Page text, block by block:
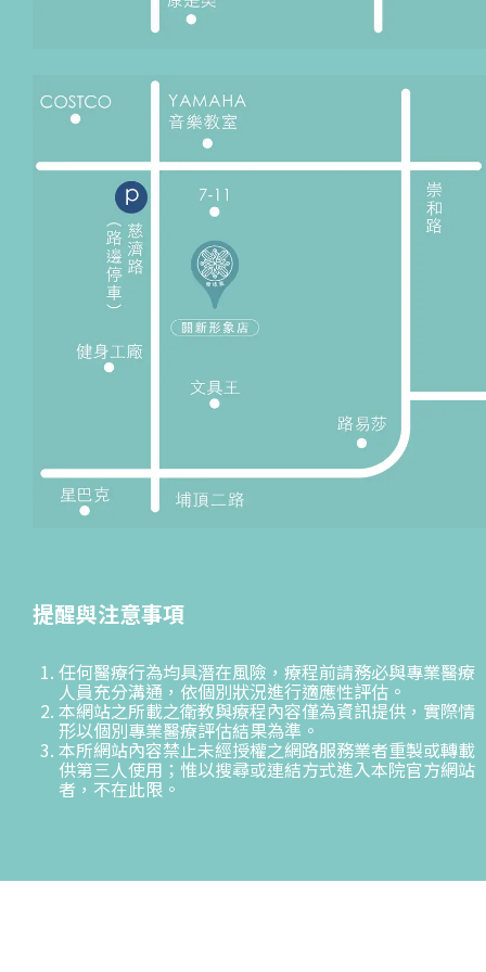
提醒與注意事項
任何醫療行為均具潛在風險，療程前請務必與專業醫療
人員充分溝通，依個別狀況進行適應性評估。
本網站之所載之衛教與療程內容僅為資訊提供，實際情
形以個別專業醫療評估結果為準。
本所網站內容禁止未經授權之網路服務業者重製或轉載
供第三人使用；惟以搜尋或連結方式進入本院官方網站
者，不在此限。